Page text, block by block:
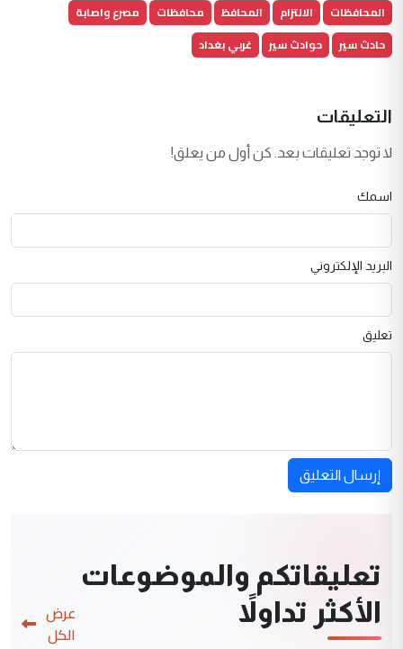
المحافظات الالتزام المحافظ محافظات
مصرع واصابة
حادث سير
حوادث سير غربي بغداد
التعليقات
لا توجد تعليقات بعد. كن أول من يعلق!
اسمك
البريد الإلكتروني
تعليق
إرسال التعليق
تعليقاتكم والموضوعات
الأكثر تداولاً
عرض
الكل